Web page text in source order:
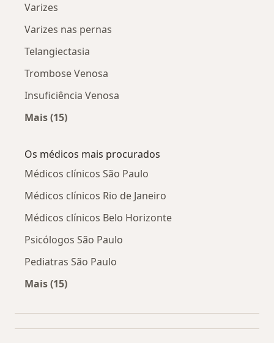
Varizes
Varizes nas pernas
Telangiectasia
Trombose Venosa
Insuficiência Venosa
Mais (15)
Os médicos mais procurados
Médicos clínicos São Paulo
Médicos clínicos Rio de Janeiro
Médicos clínicos Belo Horizonte
Psicólogos São Paulo
Pediatras São Paulo
Mais (15)